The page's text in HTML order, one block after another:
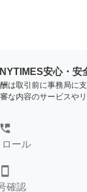
安心・安
は取引前に事務局に
な内容のサービスや
perm_phone_msg
ール
smartphone
確認